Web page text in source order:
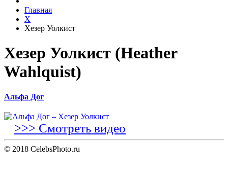
Главная
Х
Хезер Уолкист
Хезер Уолкист (Heather
Wahlquist)
Альфа Дог
>>> Смотреть видео
© 2018 CelebsPhoto.ru